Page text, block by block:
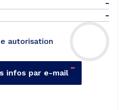
-
-
autorisation
-
infos par e-mail